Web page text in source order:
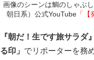
画像のシーンは鯛のしゃぶ
朝日系）公式YouTube 「
『朝だ！生です旅サラダ
る印」 でリポーターを務